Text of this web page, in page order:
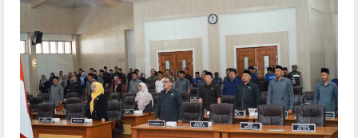
3
Mengabdi Tanpa Pamrih, Abah Emong
(81) Penjaga Pondok dan Marbot
Masjid YAMQU Diberangkatkan Umrah
6 Agustus 2026
TANGKAP OKNUM IS PREMAN YANG